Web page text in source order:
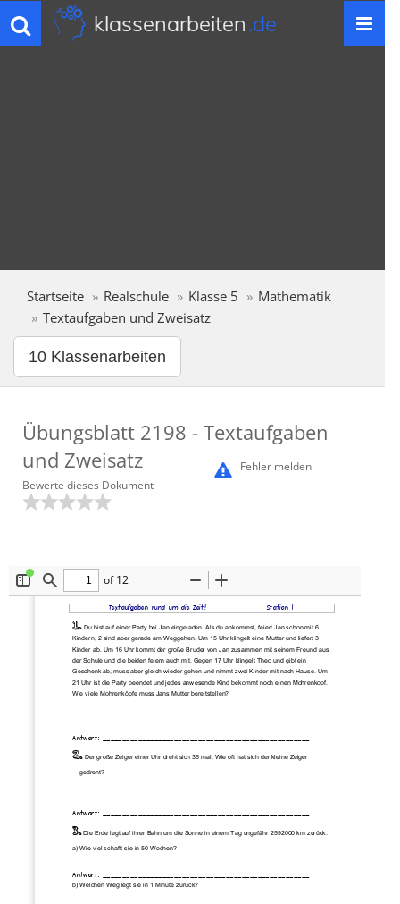
Toggle
navigation
klassenarbeiten.de
Startseite Realschule Klasse 5
Mathematik
Textaufgaben und Zweisatz
10 Klassenarbeiten
Übungsblatt 2198 - Textaufgaben
und Zweisatz
Fehler melden
Bewerte dieses Dokument
ToggleFind
of 12
Zoom
Out
In
Textaufgaben rund um die Zeit! Station 1
1. Du bist auf einer Party bei Jan eingeladen. Als du ankommst, feiert Jan schon mit 6
Kindern, 2 sind aber gerade am Weggehen. Um 15 Uhr klingelt eine Mutter und liefert 3
Kinder ab. Um 16 Uhr kommt der große Bruder von Jan zusammen mit seinem Freund aus
der Schule und die beiden feiern auch mit. Gegen 17 Uhr klingelt Theo und gibt ein
Geschenk ab, muss aber gleich wieder gehen und nimmt zwei Kinder mit nach Hause. Um
21 Uhr ist die Party beendet und jedes anwesende Kind bekommt noch einen Mohrenkopf.
Wie viele Mohrenköpfe muss Jans Mutter bereitstellen?
Antwort: ____________________________________________________
2. Der große Zeiger einer Uhr dreht sich 36 mal. Wie oft hat sich der kleine Zeiger
    gedreht?
Antwort: ____________________________________________________
3. Die Erde legt auf ihrer Bahn um die Sonne in einem Tag ungefähr 2592000 km zurück.
a) Wie viel schafft sie in 50 Wochen?
Antwort: ____________________________________________________
b) Welchen Weg legt sie in 1 Minute zurück?